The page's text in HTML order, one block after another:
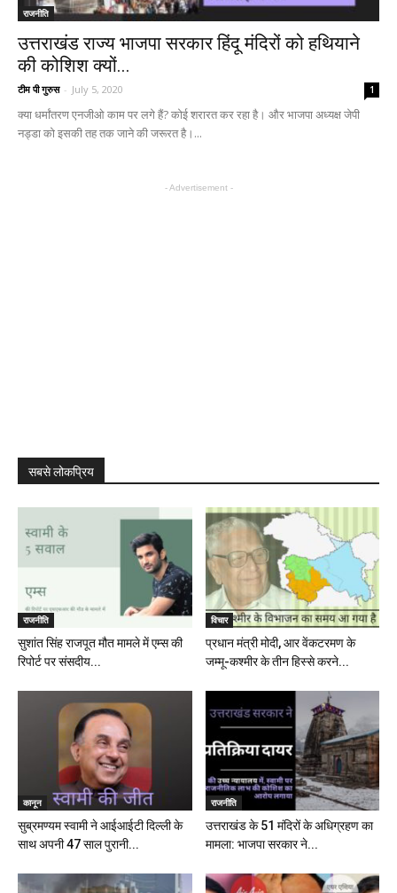
राजनीति
उत्तराखंड राज्य भाजपा सरकार हिंदू मंदिरों को हथियाने
की कोशिश क्यों...
टीम पी गुरुस - July 5, 2020 1
क्या धर्मांतरण एनजीओ काम पर लगे हैं? कोई शरारत कर रहा है। और भाजपा अध्यक्ष जेपी
नड्डा को इसकी तह तक जाने की जरूरत है।...
- Advertisement -
सबसे लोकप्रिय
राजनीति
सुशांत सिंह राजपूत मौत मामले में एम्स की
रिपोर्ट पर संसदीय...
विचार
प्रधान मंत्री मोदी, आर वेंकटरमण के
जम्मू-कश्मीर के तीन हिस्से करने...
कानून
सुब्रमण्यम स्वामी ने आईआईटी दिल्ली के
साथ अपनी 47 साल पुरानी...
राजनीति
उत्तराखंड के 51 मंदिरों के अधिग्रहण का
मामला: भाजपा सरकार ने...